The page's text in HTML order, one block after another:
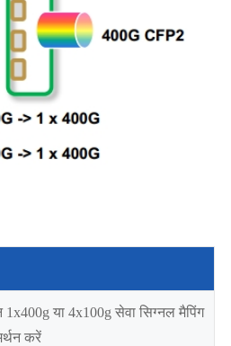
1x400g या 4x100g सेवा सिग्नल मैपिंग
करें